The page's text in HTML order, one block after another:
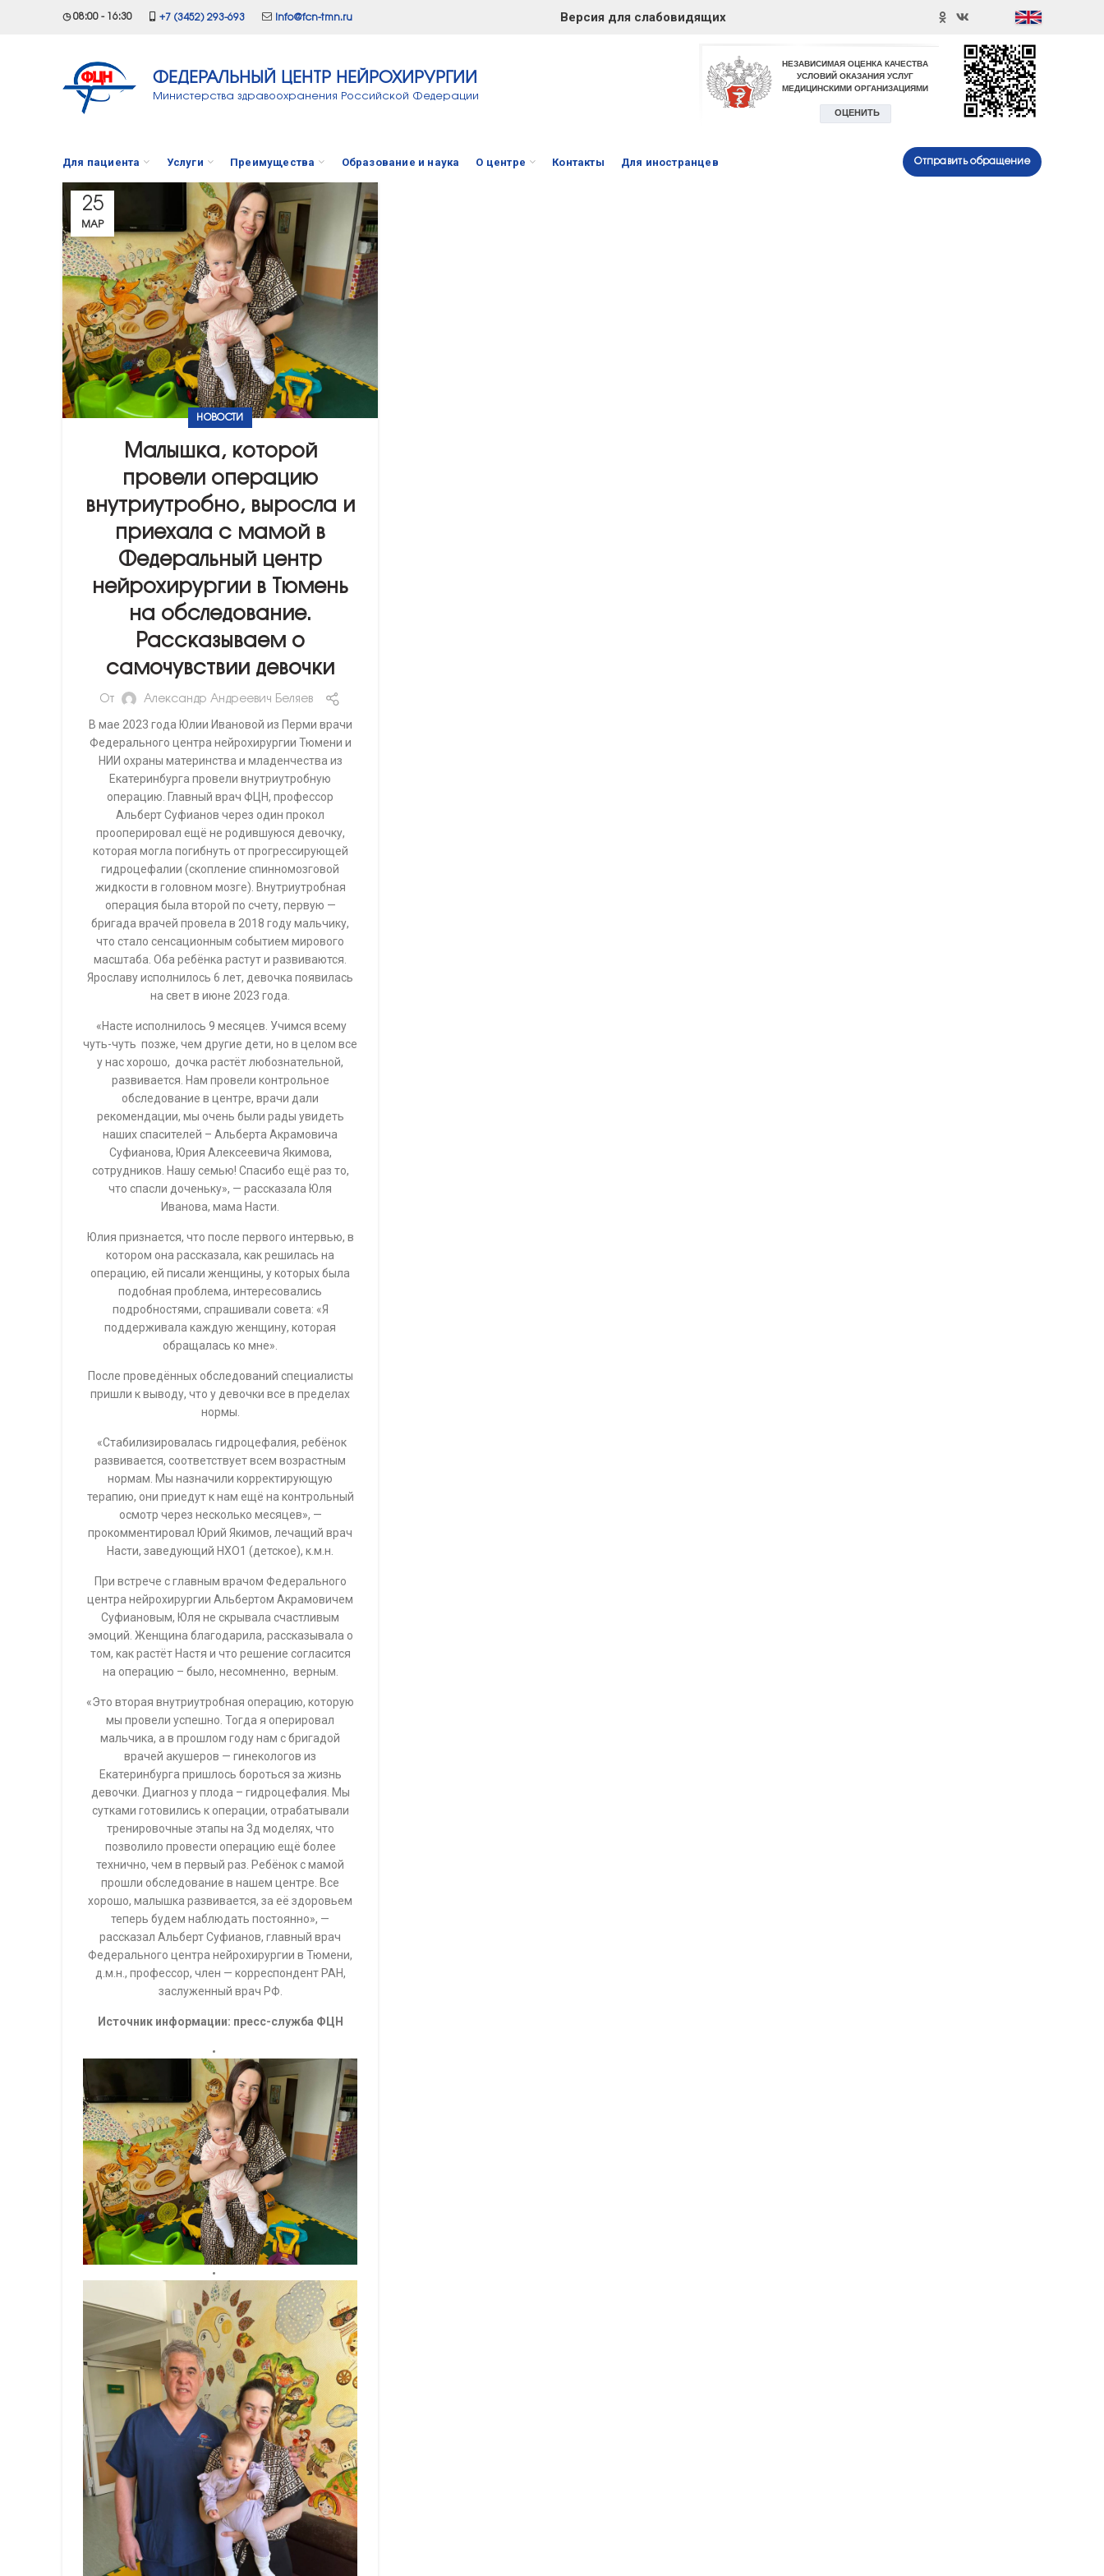
◷ 08:00 - 16:30 +7 (3452) 293-693 info@fcn-tmn.ru Версия для слабовидящих
ФЕДЕРАЛЬНЫЙ ЦЕНТР НЕЙРОХИРУРГИИ
Министерства здравоохранения Российской Федерации
Для пациента Услуги Преимущества Образование и наука О центре Контакты Для иностранцев Отправить обращение
25
МАР
НОВОСТИ
Малышка, которой
провели операцию
внутриутробно, выросла и
приехала с мамой в
Федеральный центр
нейрохирургии в Тюмень
на обследование.
Рассказываем о
самочувствии девочки
От Александр Андреевич Беляев
В мае 2023 года Юлии Ивановой из Перми врачи
Федерального центра нейрохирургии Тюмени и
НИИ охраны материнства и младенчества из
Екатеринбурга провели внутриутробную
операцию. Главный врач ФЦН, профессор
Альберт Суфианов через один прокол
прооперировал ещё не родившуюся девочку,
которая могла погибнуть от прогрессирующей
гидроцефалии (скопление спинномозговой
жидкости в головном мозге). Внутриутробная
операция была второй по счету, первую —
бригада врачей провела в 2018 году мальчику,
что стало сенсационным событием мирового
масштаба. Оба ребёнка растут и развиваются.
Ярославу исполнилось 6 лет, девочка появилась
на свет в июне 2023 года.
«Насте исполнилось 9 месяцев. Учимся всему
чуть-чуть позже, чем другие дети, но в целом все
у нас хорошо, дочка растёт любознательной,
развивается. Нам провели контрольное
обследование в центре, врачи дали
рекомендации, мы очень были рады увидеть
наших спасителей – Альберта Акрамовича
Суфианова, Юрия Алексеевича Якимова,
сотрудников. Нашу семью! Спасибо ещё раз то,
что спасли доченьку», — рассказала Юля
Иванова, мама Насти.
Юлия признается, что после первого интервью, в
котором она рассказала, как решилась на
операцию, ей писали женщины, у которых была
подобная проблема, интересовались
подробностями, спрашивали совета: «Я
поддерживала каждую женщину, которая
обращалась ко мне».
После проведённых обследований специалисты
пришли к выводу, что у девочки все в пределах
нормы.
«Стабилизировалась гидроцефалия, ребёнок
развивается, соответствует всем возрастным
нормам. Мы назначили корректирующую
терапию, они приедут к нам ещё на контрольный
осмотр через несколько месяцев», —
прокомментировал Юрий Якимов, лечащий врач
Насти, заведующий НХО1 (детское), к.м.н.
При встрече с главным врачом Федерального
центра нейрохирургии Альбертом Акрамовичем
Суфиановым, Юля не скрывала счастливым
эмоций. Женщина благодарила, рассказывала о
том, как растёт Настя и что решение согласится
на операцию – было, несомненно, верным.
«Это вторая внутриутробная операцию, которую
мы провели успешно. Тогда я оперировал
мальчика, а в прошлом году нам с бригадой
врачей акушеров — гинекологов из
Екатеринбурга пришлось бороться за жизнь
девочки. Диагноз у плода – гидроцефалия. Мы
сутками готовились к операции, отрабатывали
тренировочные этапы на 3д моделях, что
позволило провести операцию ещё более
технично, чем в первый раз. Ребёнок с мамой
прошли обследование в нашем центре. Все
хорошо, малышка развивается, за её здоровьем
теперь будем наблюдать постоянно», —
рассказал Альберт Суфианов, главный врач
Федерального центра нейрохирургии в Тюмени,
д.м.н., профессор, член — корреспондент РАН,
заслуженный врач РФ.
Источник информации: пресс-служба ФЦН